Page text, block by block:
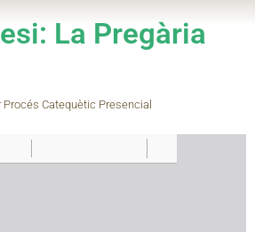
La Pregària
Procés Catequètic Presencial